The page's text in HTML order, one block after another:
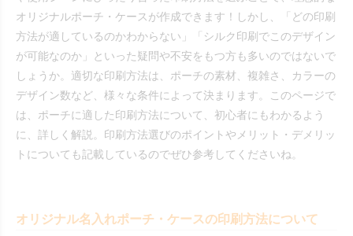
オリジナルポーチ・ケースが作成できます！しかし、「どの印刷
方法が適しているのかわからない」「シルク印刷でこのデザイン
が可能なのか」といった疑問や不安をもつ方も多いのではないで
しょうか。適切な印刷方法は、ポーチの素材、複雑さ、カラーの
デザイン数など、様々な条件によって決まります。このページで
は、ポーチに適した印刷方法について、初心者にもわかるよう
に、詳しく解説。印刷方法選びのポイントやメリット・デメリッ
トについても記載しているのでぜひ参考してくださいね。
オリジナル名入れポーチ・ケースの印刷方法について